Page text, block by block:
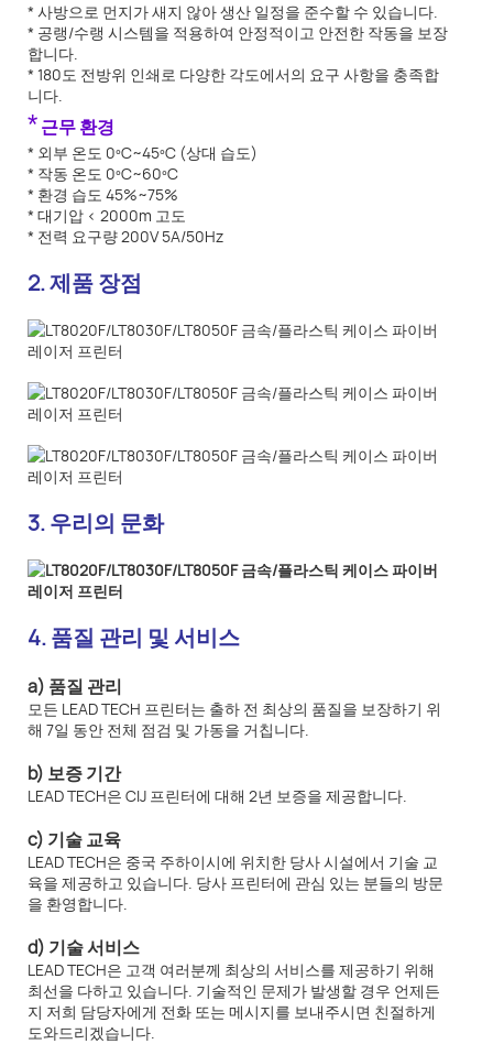
* 사방으로 먼지가 새지 않아 생산 일정을 준수할 수 있습니다.
* 공랭/수랭 시스템을 적용하여 안정적이고 안전한 작동을 보장
합니다.
* 180도 전방위 인쇄로 다양한 각도에서의 요구 사항을 충족합
니다.
*근무 환경
* 외부 온도 0ºC~45ºC (상대 습도)
* 작동 온도 0ºC~60ºC
* 환경 습도 45%~75%
* 대기압 < 2000m 고도
* 전력 요구량 200V 5A/50Hz
2. 제품 장점
3. 우리의 문화
4. 품질 관리 및 서비스
a) 품질 관리
모든 LEAD TECH 프린터는 출하 전 최상의 품질을 보장하기 위
해 7일 동안 전체 점검 및 가동을 거칩니다.
b) 보증 기간
LEAD TECH은 CIJ 프린터에 대해 2년 보증을 제공합니다.
c) 기술 교육
LEAD TECH은 중국 주하이시에 위치한 당사 시설에서 기술 교
육을 제공하고 있습니다. 당사 프린터에 관심 있는 분들의 방문
을 환영합니다.
d) 기술 서비스
LEAD TECH은 고객 여러분께 최상의 서비스를 제공하기 위해
최선을 다하고 있습니다. 기술적인 문제가 발생할 경우 언제든
지 저희 담당자에게 전화 또는 메시지를 보내주시면 친절하게
도와드리겠습니다.